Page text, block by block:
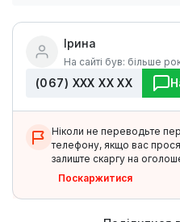
Ірина
На сайті був: більше
(067) ХХХ ХХ ХХ
Ніколи не переводьте
телефону, якщо вас
залиште скаргу на
Поскаржитися